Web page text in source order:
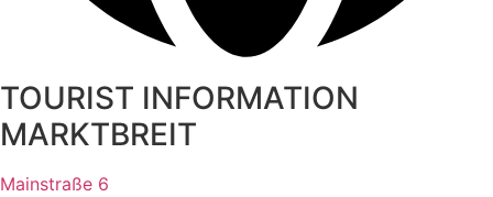
TOURIST INFORMATION
MARKTBREIT
Mainstraße 6